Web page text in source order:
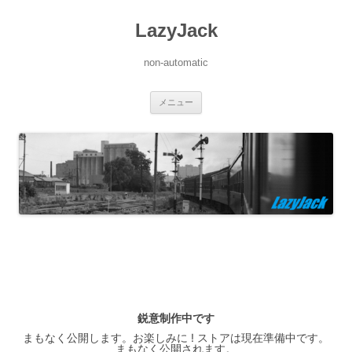
LazyJack
non-automatic
メニュー
ツ
へ
ス
キ
ッ
プ
鋭意制作中です
まもなく公開します。お楽しみに ! ストアは現在準備中です。
まもなく公開されます。